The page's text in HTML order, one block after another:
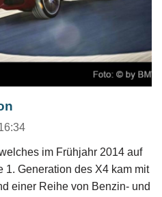
im Frühjahr 2014 auf
1. Generation des X4 kam mit
einer Reihe von Benzin- und